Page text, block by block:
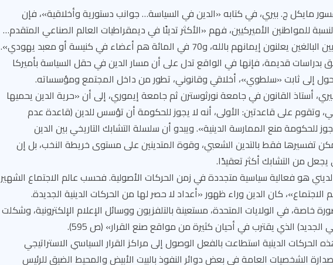
مايكل ج. بيري، في كتابه «الدين في السياسة… جوانب دستورية وأخلاقية»، فإن
للمواطنين الأميركيين، فهم «الأكثر تدينًا في ديمقراطيات العالم الصناعي المتقدم…
95 في المائة من الأميركيين البالغين يعلنون إيمانهم بالله، و70 في المائة هم أعضاء في كنيسة أو معبد يهودي».
بدراسات قديمة، فإنها في الواقع تدل على أن مسار الدين في حقل السياسة بأميركا
إلى ثابت «سلطوي»، أخلاقي وقانوني، تطور من داخل المجتمع ومؤسساته.
أستاذ القانون في جامعة نورثوسترن ثم جامعة إيموري، إلى أن «حرية الدين يحميها
وتقوم على قاعدتين: الأولى، أنه لا يجوز للحكومة أن تؤسس للدين (قاعدة عدم
يجوز للحكومة منع الممارسة الدينية». ويبدو أن سلسلة التشابك التاريخي بين الدين
تفسيرها فقط بالتدين الشعبي، وقوة المتدينين على مستوى خريطة النخب، بل إن
من التشابك أكثر تعقيدًا.
هو فعالية سياسية متجددة في زمن الحركات الأصولية. فحسب عالم الاجتماع الشهير
الاجتماع»، كان الدين وراء ظهور «أعداد لا حصر لها من الحركات الدينية الجديدة.
خاصة، في الولايات المتحدة، مستعينة بالتلفزيون ووسائل الإعلام الإلكترونية، وشكلت
الذي يقترب في أحيان كثيرة من مواقع صنع القرار» (ص 595).
الدينية استطاعت بالفعل الوصول إلى مراكز القرار السياسي الاستراتيجي
الشخصيات العامة في بعض دوائر النفوذ بالبيت الأبيض والمحيط الضيق للرئيس